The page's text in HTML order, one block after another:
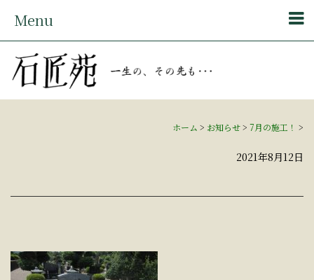
Menu
ホーム > お知らせ> 7月の施工！ >
2021年8月12日